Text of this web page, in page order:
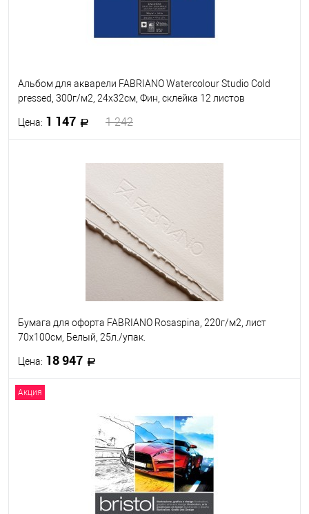
Альбом для акварели FABRIANO Watercolour Studio Cold
pressed, 300г/м2, 24x32см, Фин, склейка 12 листов
Цена: 1 147 1 242
В корзину
Бумага для офорта FABRIANO Rosaspina, 220г/м2, лист
70x100см, Белый, 25л./упак.
Цена: 18 947
Под заказ
Акция